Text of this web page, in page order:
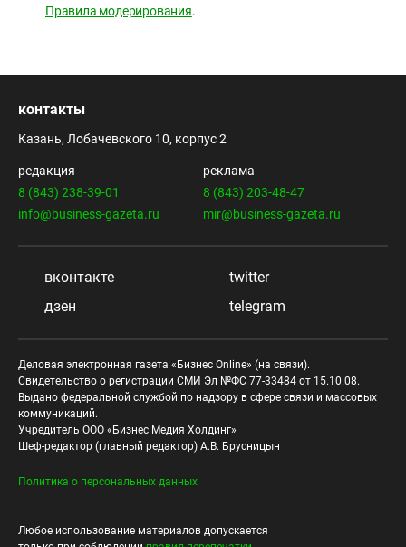
Правила модерирования.
контакты
Казань, Лобачевского 10, корпус 2
редакция
8 (843) 238-39-01
info@business-gazeta.ru
реклама
8 (843) 203-48-47
mir@business-gazeta.ru
вконтакте
twitter
дзен
telegram
Деловая электронная газета «Бизнес Online» (на связи).
Свидетельство о регистрации СМИ Эл №ФС 77-33484 от 15.10.08.
Выдано федеральной службой по надзору в сфере связи и массовых
коммуникаций.
Учредитель ООО «Бизнес Медия Холдинг»
Шеф-редактор (главный редактор) А.В. Брусницын
Политика о персональных данных
Любое использование материалов допускается